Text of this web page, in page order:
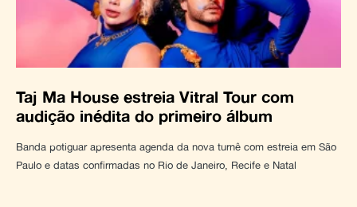
Taj Ma House estreia Vitral Tour com
audição inédita do primeiro álbum
Banda potiguar apresenta agenda da nova turnê com estreia em São
Paulo e datas confirmadas no Rio de Janeiro, Recife e Natal